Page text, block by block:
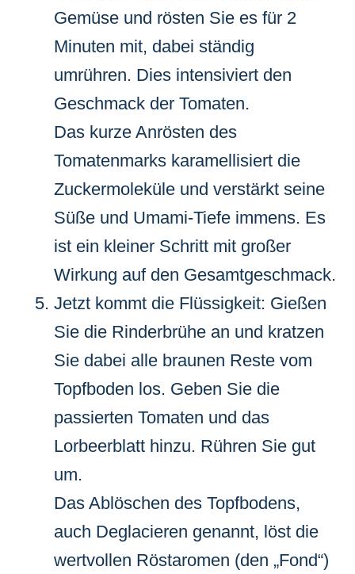
Gemüse und rösten Sie es für 2
Minuten mit, dabei ständig
umrühren. Dies intensiviert den
Geschmack der Tomaten.
Das kurze Anrösten des
Tomatenmarks karamellisiert die
Zuckermoleküle und verstärkt seine
Süße und Umami-Tiefe immens. Es
ist ein kleiner Schritt mit großer
Wirkung auf den Gesamtgeschmack.
Jetzt kommt die Flüssigkeit: Gießen
Sie die Rinderbrühe an und kratzen
Sie dabei alle braunen Reste vom
Topfboden los. Geben Sie die
passierten Tomaten und das
Lorbeerblatt hinzu. Rühren Sie gut
um.
Das Ablöschen des Topfbodens,
auch Deglacieren genannt, löst die
wertvollen Röstaromen (den „Fond“)